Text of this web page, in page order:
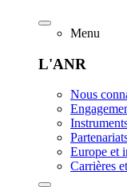
Menu
L'ANR
Nous
Europe et
Carrières